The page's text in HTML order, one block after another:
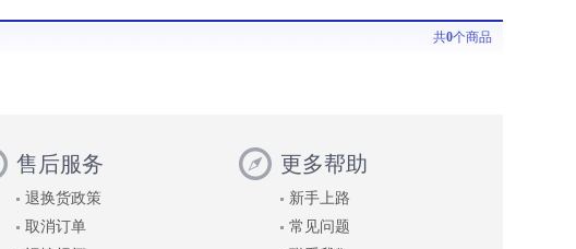
共0个商品
售后服务
退换货政策
取消订单
更多帮助
新手上路
常见问题